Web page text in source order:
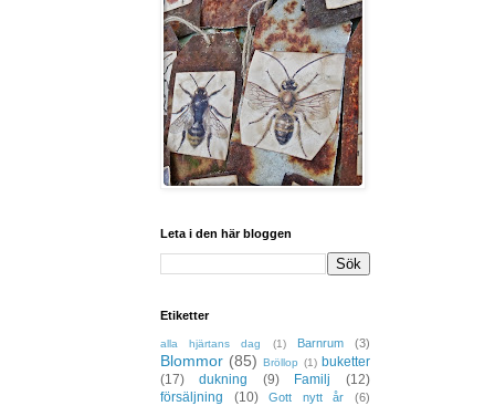
Leta i den här bloggen
Etiketter
alla hjärtans dag (1) Barnrum (3)
Blommor (85) Bröllop (1) buketter
(17)
dukning (9) Familj
(12)
försäljning
(10) Gott nytt år
(6)